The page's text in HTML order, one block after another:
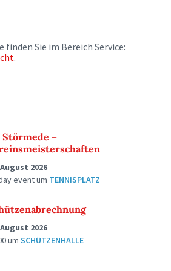
finden Sie im Bereich Service:
.
Störmede –
2026
eventum TENNISPLATZ
2026
um SCHÜTZENHALLE